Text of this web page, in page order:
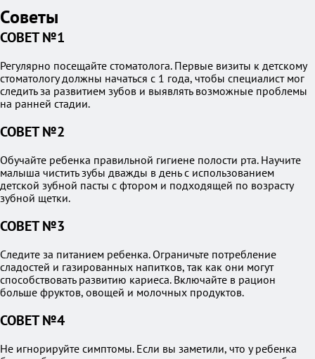
Советы
СОВЕТ №1
Регулярно посещайте стоматолога. Первые визиты к детскому
стоматологу должны начаться с 1 года, чтобы специалист мог
следить за развитием зубов и выявлять возможные проблемы
на ранней стадии.
СОВЕТ №2
Обучайте ребенка правильной гигиене полости рта. Научите
малыша чистить зубы дважды в день с использованием
детской зубной пасты с фтором и подходящей по возрасту
зубной щетки.
СОВЕТ №3
Следите за питанием ребенка. Ограничьте потребление
сладостей и газированных напитков, так как они могут
способствовать развитию кариеса. Включайте в рацион
больше фруктов, овощей и молочных продуктов.
СОВЕТ №4
Не игнорируйте симптомы. Если вы заметили, что у ребенка